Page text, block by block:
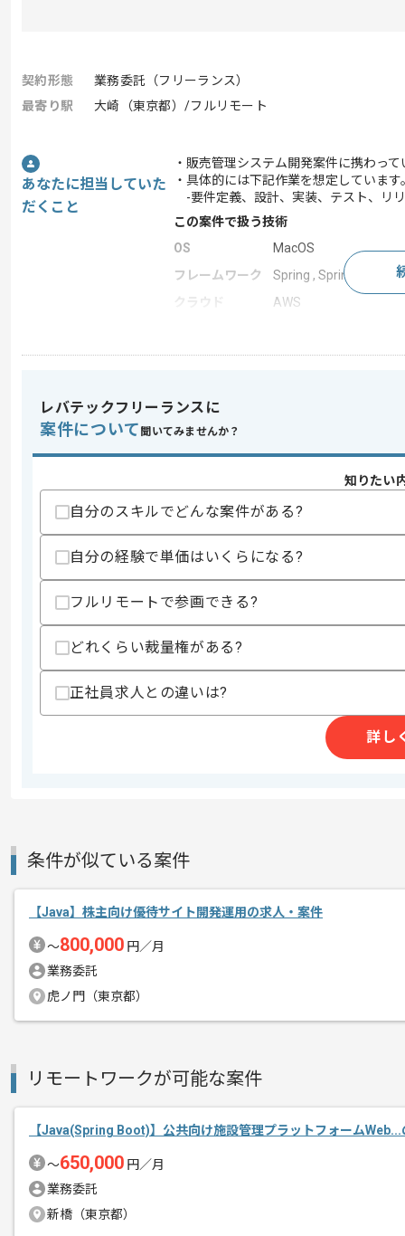
契約形態
業務委託（フリーランス）
最寄り駅
大崎（東京都）/フルリモート
あなたに担当していた
だくこと
・販売管理システム開発案件に携わっ
・具体的には下記作業を想定しています
-要件定義、設計、実装、テスト、リ
この案件で扱う技術
OS
MacOS
フレームワーク
Spring , Spring Boot
クラウド
AWS
この案件のポイント
特徴
スキル
・Java8以上を用いた開発経験(5年以上)
・RDBMSやNoSQLの設計及び実装経験
・Webサービスの開発経験(3年以上)
歓迎スキル
・Mac OSでの開発経験
・スクラムやアジャイルな開発プロセス
・直近1〜2年で半年以上継続して同一
・ECサイトの開発運用経験
・決済サービスと連携開発経験
精算・お支払い
精算基準時間
140時間〜180時間
作業開始日
エージェントからのコ
メント
レバテックフリーランスに
案件について 聞いてみませんか？
知りたい
自分のスキルでどんな案件がある?
自分の経験で単価はいくらになる?
フルリモートで参画できる?
どれくらい裁量権がある?
正社員求人との違いは?
詳し
条件が似ている案件
【Java】株主向け優待サイト開発運用の求人・案件
〜800,000 円／月
業務委託
虎ノ門（東京都）
リモートワークが可能な案件
【Java(Spring Boot)】公共向け施設管理プラットフォーム
〜650,000 円／月
業務委託
新橋（東京都）